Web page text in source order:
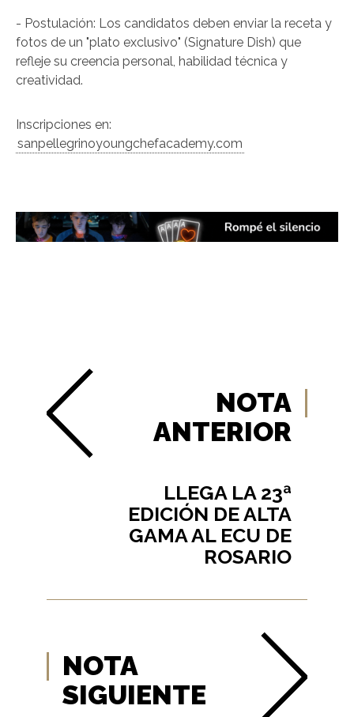
- Postulación: Los candidatos deben enviar la receta y
fotos de un "plato exclusivo" (Signature Dish) que
refleje su creencia personal, habilidad técnica y
creatividad.
Inscripciones en:
sanpellegrinoyoungchefacademy.com
NOTA
ANTERIOR
LLEGA LA 23ª
EDICIÓN DE ALTA
GAMA AL ECU DE
ROSARIO
NOTA
SIGUIENTE